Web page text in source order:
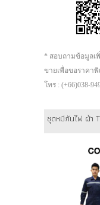
* สอบถามข้อมูลเ
ขายเพื่อขอราคาพิ
โทร : (+66)038-
ชุดหมีกันไฟ ผ้า